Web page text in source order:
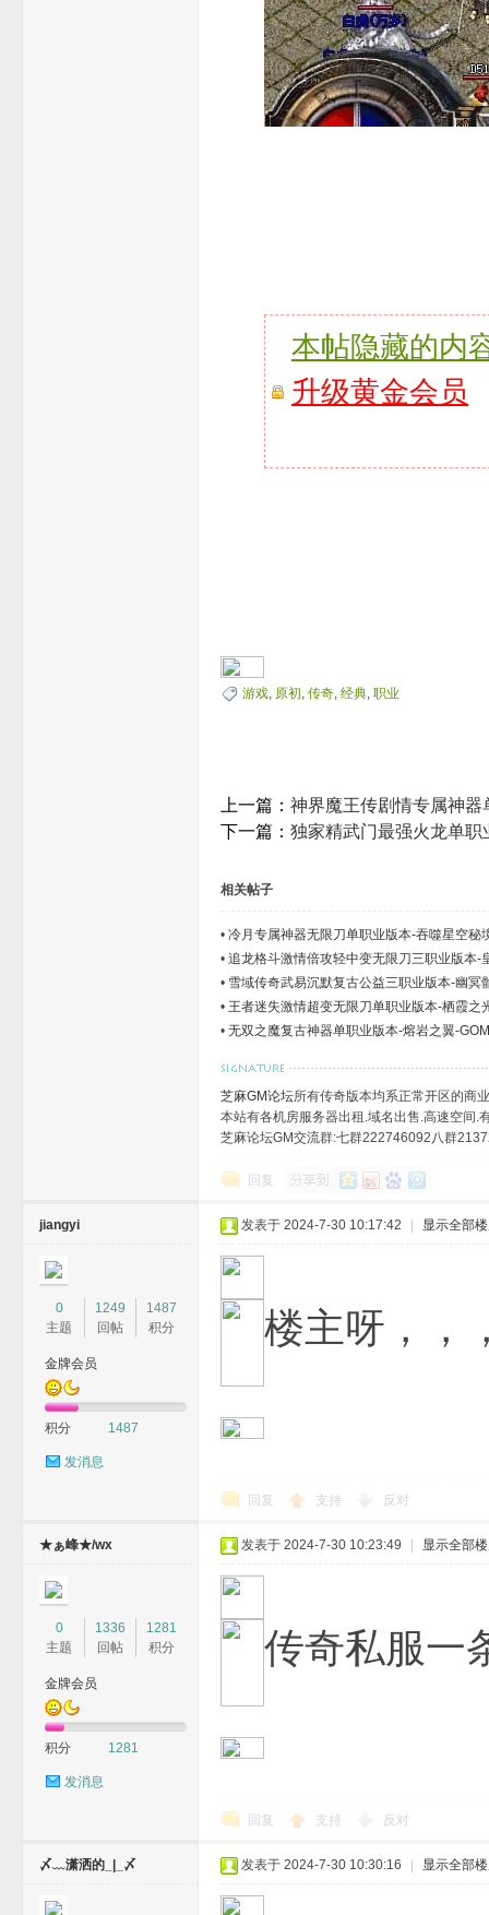
本帖隐藏的内
升级黄金会员
游戏, 原初, 传奇, 经典, 职业
上一篇： 神界魔王传剧情专属神
下一篇： 独家精武门最强火龙单职
相关帖子
• 冷月专属神器无限刀单职业版本-吞噬星空秘
• 追龙格斗激情倍攻轻中变无限刀三职业版本-
• 雪域传奇武易沉默复古公益三职业版本-幽冥
• 王者迷失激情超变无限刀单职业版本-栖霞之
• 无双之魔复古神器单职业版本-熔岩之翼-
芝麻GM论坛所有传奇版本均系正常开区的商
本站有各机房服务器出租.域名出售.高速空间.
芝麻论坛GM交流群:七群222746092八群
回复
jiangyi
0
主题
1249
回帖
1487
积分
金牌会员
积分 1487
发消息
发表于 2024-7-30 10:17:42 显示全部
楼主呀，，
回复 支持 反对
★ぁ峰★/wx
0
主题
1336
回帖
1281
积分
金牌会员
积分 1281
发消息
发表于 2024-7-30 10:23:49 显示全部
传奇私服一
回复 支持 反对
〆﹏潇洒的_|_〆 发表于 2024-7-30 10:30:16 显示全部